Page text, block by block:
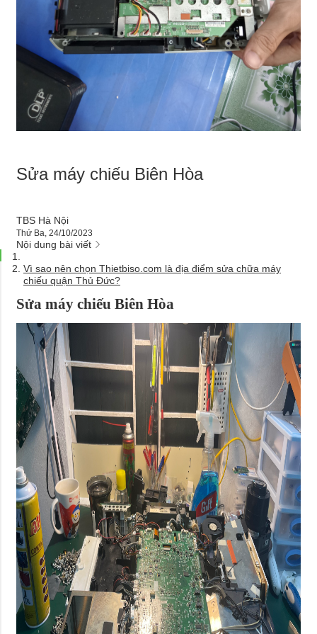
Sửa máy chiếu Biên Hòa
TBS Hà Nội
Thứ Ba, 24/10/2023
Nội dung bài viết
Vì sao nên chọn Thietbiso.com là địa điểm sửa chữa máy
chiếu quận Thủ Đức?
Sửa máy chiếu Biên Hòa